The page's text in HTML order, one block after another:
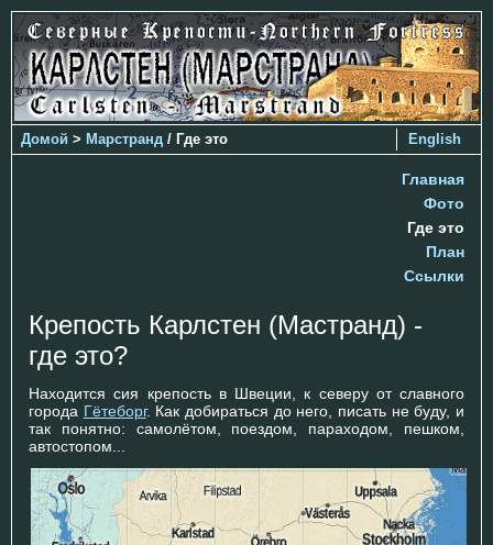
English
Домой > Марстранд / Где это
Главная
Фото
Где это
План
Ссылки
Крепость Карлстен (Мастранд) -
где это?
Находится сия крепость в Швеции, к северу от славного
города Гётеборг. Как добираться до него, писать не буду, и
так понятно: самолётом, поездом, параходом, пешком,
автостопом...